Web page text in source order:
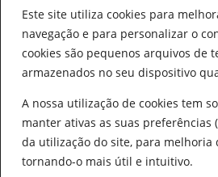
Este site utiliza cookies para
navegação e para personalizar o
cookies são pequenos arquivos de
armazenados no seu dispositivo
A nossa utilização de cookies tem
manter ativas as suas preferências
da utilização do site, para melhoria
tornando-o mais útil e intuitivo.
construcao@delarobia.pt
R. António Andrade, 1171
2820-287 • Charneca de Caparica